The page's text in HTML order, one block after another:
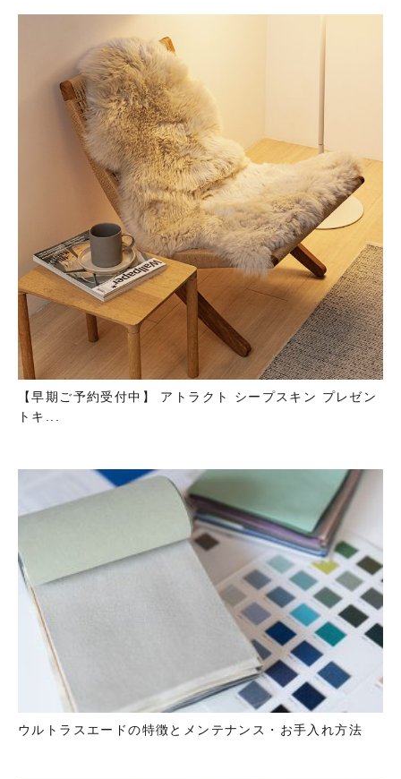
【早期ご予約受付中】 アトラクト シープスキン プレゼン
トキ...
ウルトラスエードの特徴とメンテナンス・お手入れ方法